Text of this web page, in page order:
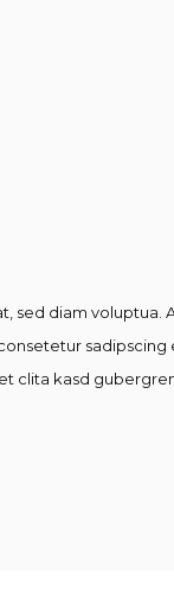
sed diam voluptua.
clita kasd